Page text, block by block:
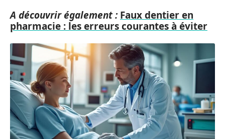
A découvrir également : Faux dentier en
pharmacie : les erreurs courantes à éviter